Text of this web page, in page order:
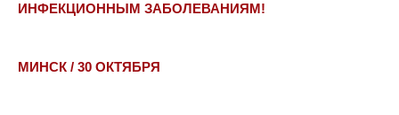
ИНФЕКЦИОННЫМ ЗАБОЛЕВАНИЯМ!
МИНСК / 30 ОКТЯБРЯ